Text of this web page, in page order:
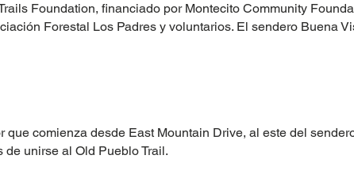
Foundation, financiado por Montecito Community
Forestal Los Padres y voluntarios. El sendero Buena
que comienza desde East Mountain Drive, al este del
unirse al Old Pueblo Trail.